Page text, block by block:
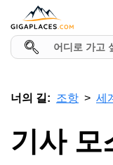
너의 길: 조항 세
기사 모